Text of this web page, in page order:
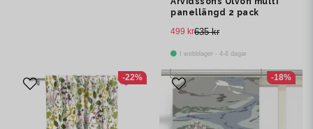
panellängd 2 pack
635 kr
499 kr
I webblager - 4-8 dagar
-22% -18%